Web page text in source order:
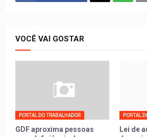
VOCÊ VAI GOSTAR
PORTAL DO TRABALHADOR
GDF aproxima pessoas
PORTAL
Lei de